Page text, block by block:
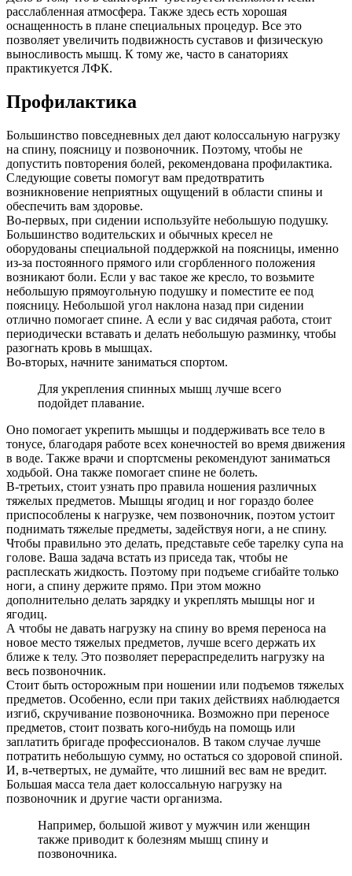
расслабленная атмосфера. Также здесь есть хорошая
оснащенность в плане специальных процедур. Все это
позволяет увеличить подвижность суставов и физическую
выносливость мышц. К тому же, часто в санаториях
практикуется ЛФК.
Профилактика
Большинство повседневных дел дают колоссальную нагрузку
на спину, поясницу и позвоночник. Поэтому, чтобы не
допустить повторения болей, рекомендована профилактика.
Следующие советы помогут вам предотвратить
возникновение неприятных ощущений в области спины и
обеспечить вам здоровье.
Во-первых, при сидении используйте небольшую подушку.
Большинство водительских и обычных кресел не
оборудованы специальной поддержкой на поясницы, именно
из-за постоянного прямого или сгорбленного положения
возникают боли. Если у вас такое же кресло, то возьмите
небольшую прямоугольную подушку и поместите ее под
поясницу. Небольшой угол наклона назад при сидении
отлично помогает спине. А если у вас сидячая работа, стоит
периодически вставать и делать небольшую разминку, чтобы
разогнать кровь в мышцах.
Во-вторых, начните заниматься спортом.
Для укрепления спинных мышц лучше всего
подойдет плавание.
Оно помогает укрепить мышцы и поддерживать все тело в
тонусе, благодаря работе всех конечностей во время движения
в воде. Также врачи и спортсмены рекомендуют заниматься
ходьбой. Она также помогает спине не болеть.
В-третьих, стоит узнать про правила ношения различных
тяжелых предметов. Мышцы ягодиц и ног гораздо более
приспособлены к нагрузке, чем позвоночник, поэтом устоит
поднимать тяжелые предметы, задействуя ноги, а не спину.
Чтобы правильно это делать, представьте себе тарелку супа на
голове. Ваша задача встать из приседа так, чтобы не
расплескать жидкость. Поэтому при подъеме сгибайте только
ноги, а спину держите прямо. При этом можно
дополнительно делать зарядку и укреплять мышцы ног и
ягодиц.
А чтобы не давать нагрузку на спину во время переноса на
новое место тяжелых предметов, лучше всего держать их
ближе к телу. Это позволяет перераспределить нагрузку на
весь позвоночник.
Стоит быть осторожным при ношении или подъемов тяжелых
предметов. Особенно, если при таких действиях наблюдается
изгиб, скручивание позвоночника. Возможно при переносе
предметов, стоит позвать кого-нибудь на помощь или
заплатить бригаде профессионалов. В таком случае лучше
потратить небольшую сумму, но остаться со здоровой спиной.
И, в-четвертых, не думайте, что лишний вес вам не вредит.
Большая масса тела дает колоссальную нагрузку на
позвоночник и другие части организма.
Например, большой живот у мужчин или женщин
также приводит к болезням мышц спину и
позвоночника.